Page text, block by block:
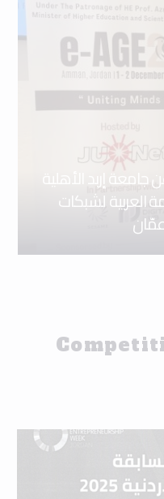
إربد الأهلية
15 للمنظمة العربية لشبكات